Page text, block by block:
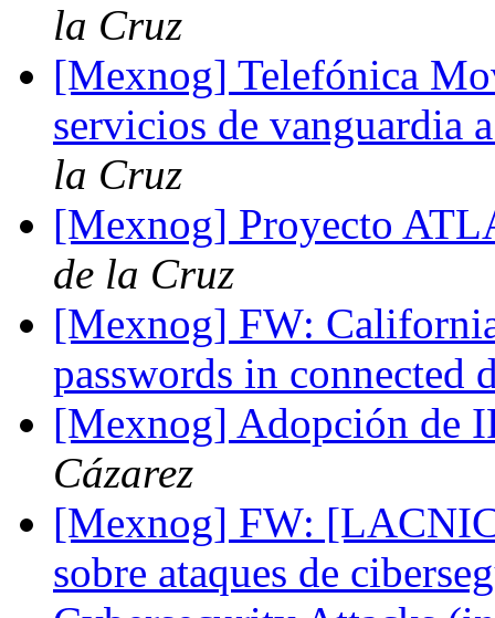
la Cruz
[Mexnog] Telefónica
servicios de vanguardia
la Cruz
[Mexnog] Proyecto
de la Cruz
[Mexnog] FW:
passwords in connected
[Mexnog] Adopción de
Cázarez
[Mexnog] FW:
sobre ataques de